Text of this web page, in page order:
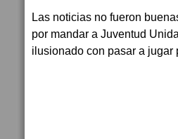
Las noticias no fueron
por mandar a Juventud
ilusionado con pasar a jugar